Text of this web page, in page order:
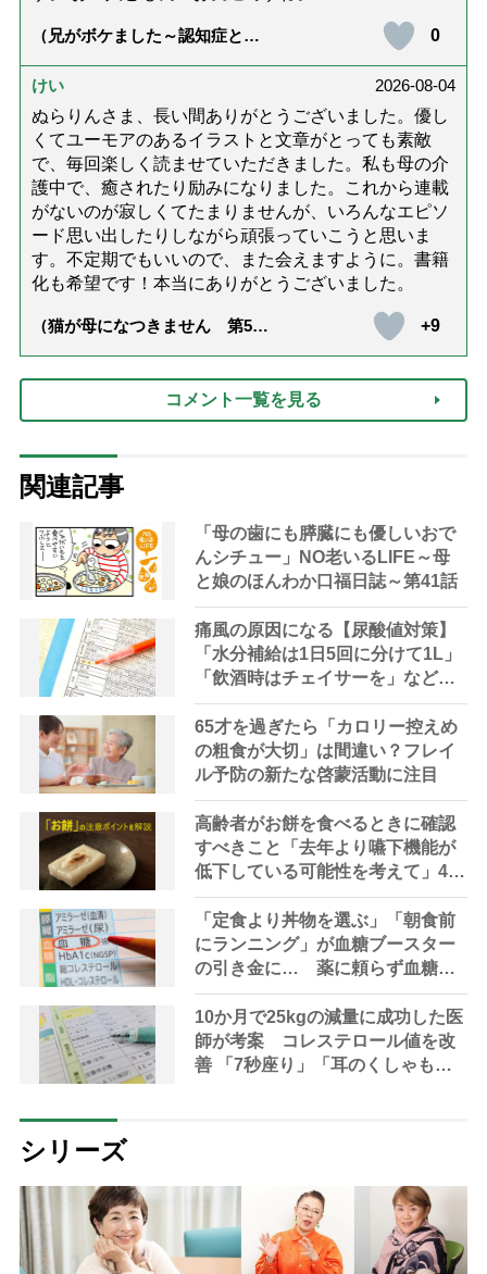
（兄がボケました～認知症と介
達』が届きました」）
0
けい
2026-08-04
ぬらりんさま、長い間ありがとうございました。優し
くてユーモアのあるイラストと文章がとっても素敵
で、毎回楽しく読ませていただきました。私も母の介
護中で、癒されたり励みになりました。これから連載
がないのが寂しくてたまりませんが、いろんなエピソ
ード思い出したりしながら頑張っていこうと思いま
す。不定期でもいいので、また会えますように。書籍
化も希望です！本当にありがとうございました。
（猫が母になつきません 第500
+9
コメント一覧を見る
関連記事
「母の歯にも膵臓にも優しいおで
んシチュー」NO老いるLIFE～母
と娘のほんわか口福日誌～第41話
痛風の原因になる【尿酸値対策】
「水分補給は1日5回に分けて1L」
「飲酒時はチェイサーを」など日
常生活で気を付けたい4か条
65才を過ぎたら「カロリー控えめ
の粗食が大切」は間違い？フレイ
ル予防の新たな啓蒙活動に注目
高齢者がお餅を食べるときに確認
すべきこと「去年より嚥下機能が
低下している可能性を考えて」4つ
の対策を紹介【管理栄養士解説】
「定食より丼物を選ぶ」「朝食前
にランニング」が血糖ブースター
の引き金に… 薬に頼らず血糖値
を下げる“生活習慣”と“体操”を専
門医が指南
10か月で25kgの減量に成功した医
師が考案 コレステロール値を改
善 「7秒座り」「耳のくしゃも
シリーズ